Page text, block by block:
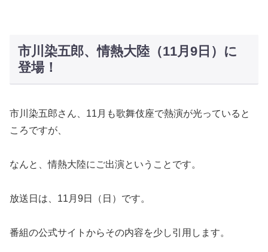
市川染五郎、情熱大陸（11月9日）に
登場！
市川染五郎さん、11月も歌舞伎座で熱演が光っていると
ころですが、
なんと、情熱大陸にご出演ということです。
放送日は、11月9日（日）です。
番組の公式サイトからその内容を少し引用します。